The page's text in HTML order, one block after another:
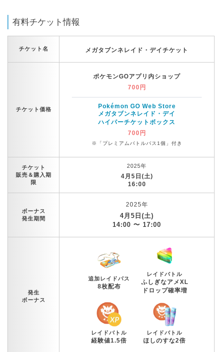
有料チケット情報
チケット名 メガタブンネレイド・デイチケット
チケット価格
ポケモンGOアプリ内ショップ
700円
Pokémon GO Web Store
メガタブンネレイド・デイ
ハイパーチケットボックス
700円
※「プレミアムバトルパス1個」付き
チケット
販売＆購入期
限
2025年
4月5日(土)
16:00
ボーナス
発生期間
2025年
4月5日(土)
14:00 〜 17:00
発生
ボーナス
追加レイドパス
8枚配布
レイドバトル
ふしぎなアメXL
ドロップ確率増
レイドバトル
経験値1.5倍
レイドバトル
ほしのすな2倍